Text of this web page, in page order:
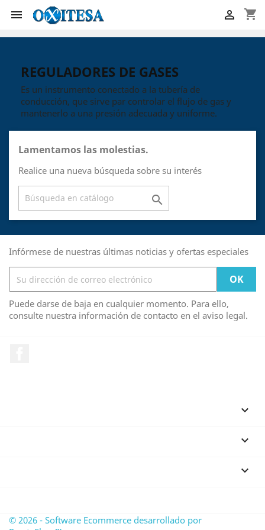
 shopping_cart

REGULADORES DE GASES
Es un instrumento conectado a la tubería de
conducción, que sirve par controlar el flujo de gas y
mantenerlo a una presión adecuada y uniforme.
Lamentamos las molestias.
Realice una nueva búsqueda sobre su interés

Infórmese de nuestras últimas noticias y ofertas especiales
Puede darse de baja en cualquier momento. Para ello,
consulte nuestra información de contacto en el aviso legal.



© 2026 - Software Ecommerce desarrollado por